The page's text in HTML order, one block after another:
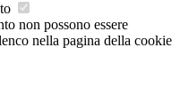
non possono essere
nella pagina della cookie